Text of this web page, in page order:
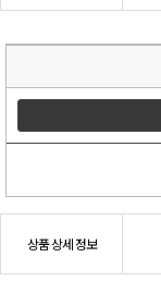
상품 상세 정보